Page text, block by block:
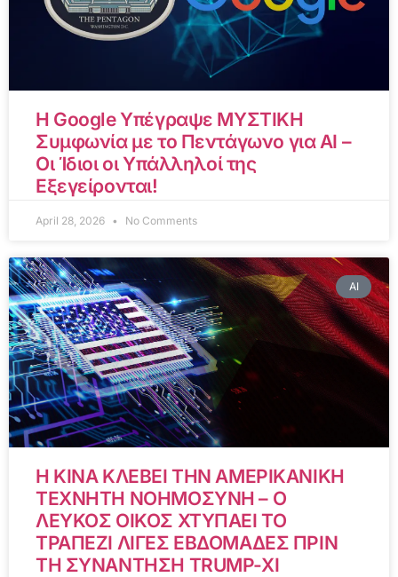
Η Google Υπέγραψε ΜΥΣΤΙΚΗ
Συμφωνία με το Πεντάγωνο για AI –
Οι Ίδιοι οι Υπάλληλοί της
Εξεγείρονται!
April 28, 2026 No Comments
AI
Η ΚΙΝΑ ΚΛΕΒΕΙ ΤΗΝ ΑΜΕΡΙΚΑΝΙΚΗ
ΤΕΧΝΗΤΗ ΝΟΗΜΟΣΥΝΗ – Ο
ΛΕΥΚΟΣ ΟΙΚΟΣ ΧΤΥΠΑΕΙ ΤΟ
ΤΡΑΠΕΖΙ ΛΙΓΕΣ ΕΒΔΟΜΑΔΕΣ ΠΡΙΝ
ΤΗ ΣΥΝΑΝΤΗΣΗ TRUMP-XI